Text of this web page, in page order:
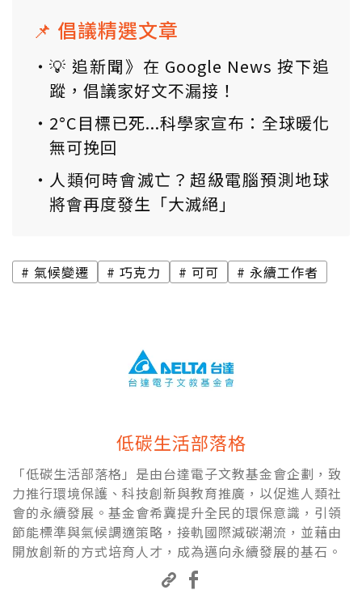
📌 倡議精選文章
💡 追新聞》在 Google News 按下追
蹤，倡議家好文不漏接！
2°C目標已死...科學家宣布：全球暖化
無可挽回
人類何時會滅亡？超級電腦預測地球
將會再度發生「大滅絕」
氣候變遷 巧克力 可可 永續工作者
低碳生活部落格
「低碳生活部落格」是由台達電子文教基金會企劃，致
力推行環境保護、科技創新與教育推廣，以促進人類社
會的永續發展。基金會希冀提升全民的環保意識，引領
節能標準與氣候調適策略，接軌國際減碳潮流，並藉由
開放創新的方式培育人才，成為邁向永續發展的基石。